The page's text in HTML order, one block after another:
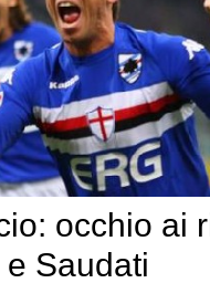
occhio ai
Saudati